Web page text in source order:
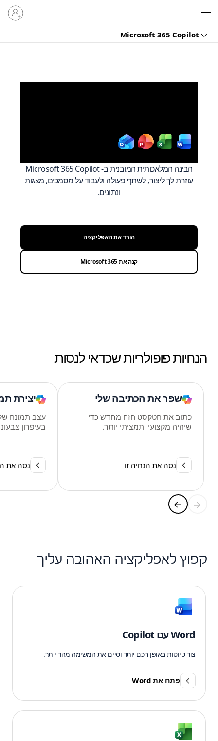
Microsoft 365 Copilot
היכנס
לחשבון
שלך
הבינה המלאכותית המובנית ב- Microsoft 365 Copilot
עוזרת לך ליצור, לשתף פעולה ולעבוד על מסמכים, מצגות
ונתונים.
הורד את האפליקציה
קנה את Microsoft 365
הנחיות פופולריות שכדאי לנסות
שפר את הכתיבה שלי
כתוב את הטקסט הזה מחדש כדי
שיהיה מקצועי ותמציתי יותר.
נסה את הנחיה זו
יצירת
עצב תמונה
בעיפרון
נסה את
קפוץ לאפליקציה האהובה עליך
Word עם Copilot
צור טיוטות באופן חכם יותר וסיים את המשימה מהר יותר.
פתח את Word